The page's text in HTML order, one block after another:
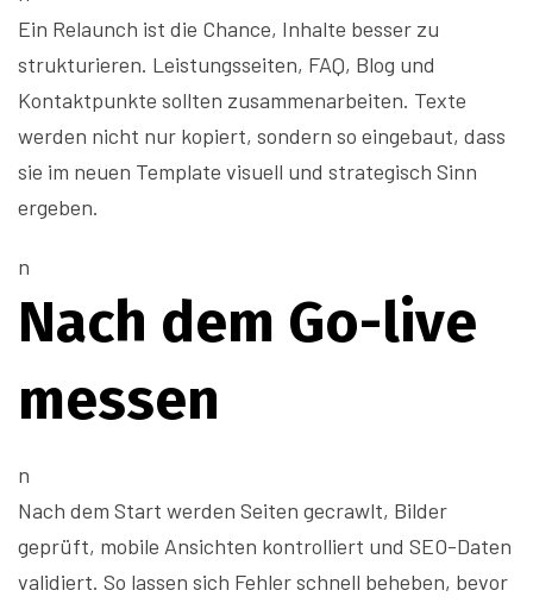
Ein Relaunch ist die Chance, Inhalte besser zu
strukturieren. Leistungsseiten, FAQ, Blog und
Kontaktpunkte sollten zusammenarbeiten. Texte
werden nicht nur kopiert, sondern so eingebaut, dass
sie im neuen Template visuell und strategisch Sinn
ergeben.
n
Nach dem Go-live
messen
n
Nach dem Start werden Seiten gecrawlt, Bilder
geprüft, mobile Ansichten kontrolliert und SEO-Daten
validiert. So lassen sich Fehler schnell beheben, bevor